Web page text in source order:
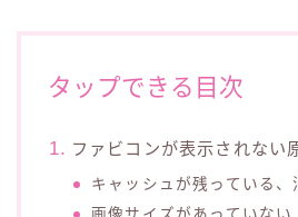
タップできる目次
ファビコンが表示されない
キャッシュが残っている、